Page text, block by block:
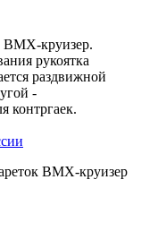
круизер.
рукоятка
раздвижной
-
контргаек.
BMX-круизер